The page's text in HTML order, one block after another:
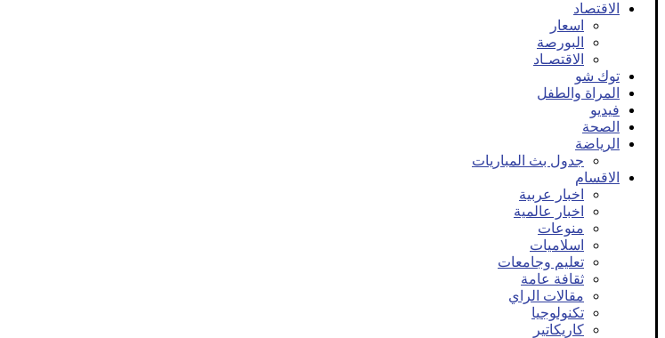
الاقتصاد
اسعار
البورصة
الاقتصـاد
توك شو
المراة والطفل
فيديو
الصحة
الرياضة
جدول بث المباريات
الاقسام
اخبار عربية
اخبار عالمية
منوعات
اسلاميات
تعليم وجامعات
ثقافة عامة
مقالات الراي
تكنولوجيا
كاريكاتير